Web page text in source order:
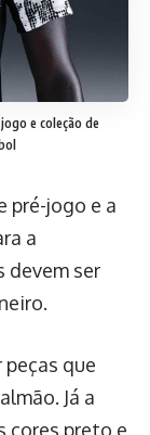
e coleção de
pré-jogo e a
a
devem ser
que
Já a
cores preto e